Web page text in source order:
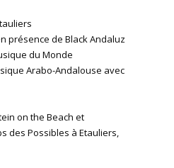
présence de Black Andaluz
du Monde
Arabo-Andalouse avec
on the Beach et
des Possibles à Etauliers,